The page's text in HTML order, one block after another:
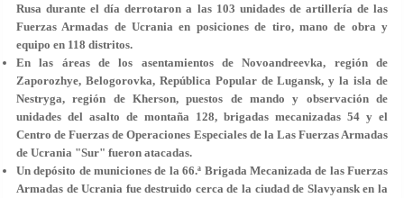
Rusa durante el día derrotaron a las 103 unidades de artillería de las
Fuerzas Armadas de Ucrania en posiciones de tiro, mano de obra y
equipo en 118 distritos.
En las áreas de los asentamientos de Novoandreevka, región de
Zaporozhye, Belogorovka, República Popular de Lugansk, y la isla de
Nestryga, región de Kherson, puestos de mando y observación de
unidades del asalto de montaña 128, brigadas mecanizadas 54 y el
Centro de Fuerzas de Operaciones Especiales de la Las Fuerzas Armadas
de Ucrania "Sur" fueron atacadas.
Un depósito de municiones de la 66.ª Brigada Mecanizada de las Fuerzas
Armadas de Ucrania fue destruido cerca de la ciudad de Slavyansk en la